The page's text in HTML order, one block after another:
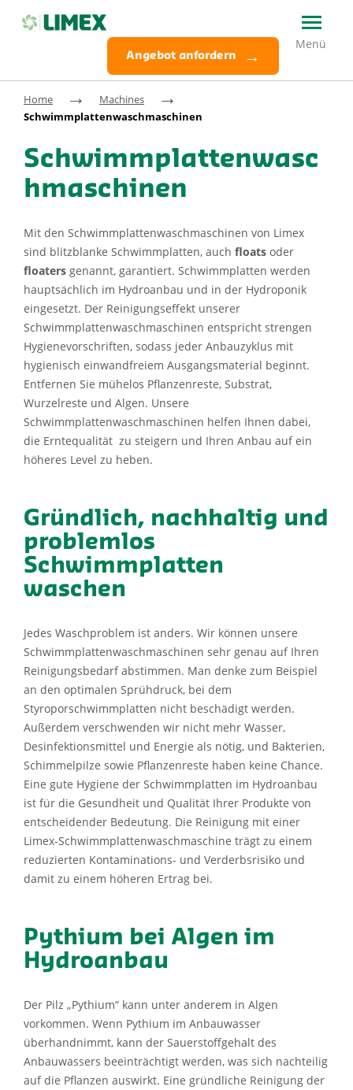
Angebot anfordern
Home → Machines →
Schwimmplattenwaschmaschinen
Schwimmplattenwasc
hmaschinen
Mit den Schwimmplattenwaschmaschinen von Limex
sind blitzblanke Schwimmplatten, auch floats oder
floaters genannt, garantiert. Schwimmplatten werden
hauptsächlich im Hydroanbau und in der Hydroponik
eingesetzt. Der Reinigungseffekt unserer
Schwimmplattenwaschmaschinen entspricht strengen
Hygienevorschriften, sodass jeder Anbauzyklus mit
hygienisch einwandfreiem Ausgangsmaterial beginnt.
Entfernen Sie mühelos Pflanzenreste, Substrat,
Wurzelreste und Algen. Unsere
Schwimmplattenwaschmaschinen helfen Ihnen dabei,
die Erntequalität zu steigern und Ihren Anbau auf ein
höheres Level zu heben.
Gründlich, nachhaltig und
problemlos
Schwimmplatten
waschen
Jedes Waschproblem ist anders. Wir können unsere
Schwimmplattenwaschmaschinen sehr genau auf Ihren
Reinigungsbedarf abstimmen. Man denke zum Beispiel
an den optimalen Sprühdruck, bei dem
Styroporschwimmplatten nicht beschädigt werden.
Außerdem verschwenden wir nicht mehr Wasser,
Desinfektionsmittel und Energie als nötig, und Bakterien,
Schimmelpilze sowie Pflanzenreste haben keine Chance.
Eine gute Hygiene der Schwimmplatten im Hydroanbau
ist für die Gesundheit und Qualität Ihrer Produkte von
entscheidender Bedeutung. Die Reinigung mit einer
Limex-Schwimmplattenwaschmaschine trägt zu einem
reduzierten Kontaminations- und Verderbsrisiko und
damit zu einem höheren Ertrag bei.
Pythium bei Algen im
Hydroanbau
Der Pilz „Pythium“ kann unter anderem in Algen
vorkommen. Wenn Pythium im Anbauwasser
überhandnimmt, kann der Sauerstoffgehalt des
Anbauwassers beeinträchtigt werden, was sich nachteilig
auf die Pflanzen auswirkt. Eine gründliche Reinigung der